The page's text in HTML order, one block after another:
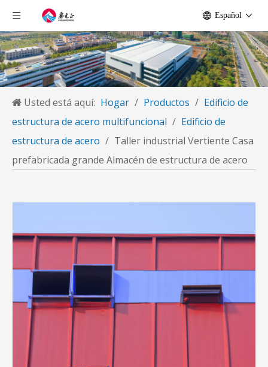
Español
Usted está aquí: Hogar / Productos / Edificio de
estructura de acero multifuncional / Edificio de
estructura de acero / Taller industrial Vertiente Casa
prefabricada grande Almacén de estructura de acero